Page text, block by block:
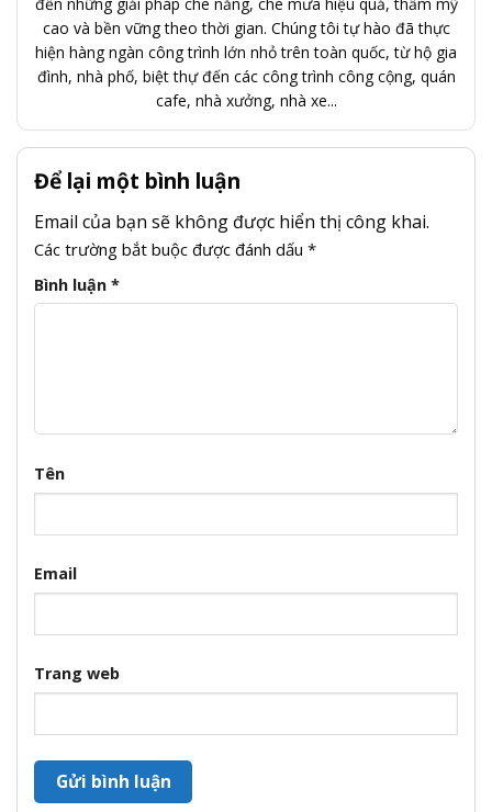
cao và bền vững theo thời gian. Chúng tôi tự hào đã thực
hiện hàng ngàn công trình lớn nhỏ trên toàn quốc, từ hộ gia
đình, nhà phố, biệt thự đến các công trình công cộng, quán
cafe, nhà xưởng, nhà xe...
Để lại một bình luận
Email của bạn sẽ không được hiển thị công khai.
Các trường bắt buộc được đánh dấu *
Bình luận *
Tên
Email
Trang web